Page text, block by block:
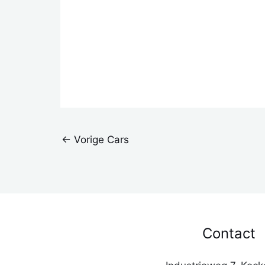
← Vorige Cars
Contact